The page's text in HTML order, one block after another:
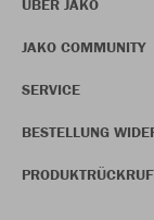
ÜBER JAKO
JAKO COMMUNITY
SERVICE
BESTELLUNG